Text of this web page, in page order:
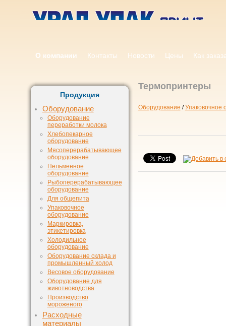
О компании Контакты Новости Цены Как
Продукция
Оборудование
Оборудование
переработки молока
Хлебопекарное
оборудование
Мясоперерабатывающее
оборудование
Пельменное
оборудование
Рыбоперерабатывающее
оборудование
Для общепита
Упаковочное
оборудование
Маркировка,
этикетировка
Холодильное
оборудование
Оборудование склада и
промышленный холод
Весовое оборудование
Оборудование для
животноводства
Производство
мороженого
Расходные
материалы
Термопринтеры
Оборудование /Упаковочное